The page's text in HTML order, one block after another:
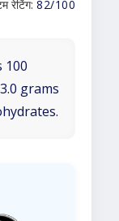
रेटिंग: 82/100
100
grams